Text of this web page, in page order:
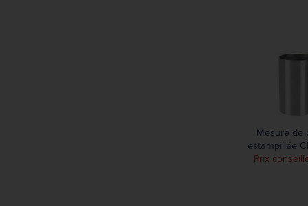
Mesure de
estampillée
Prix